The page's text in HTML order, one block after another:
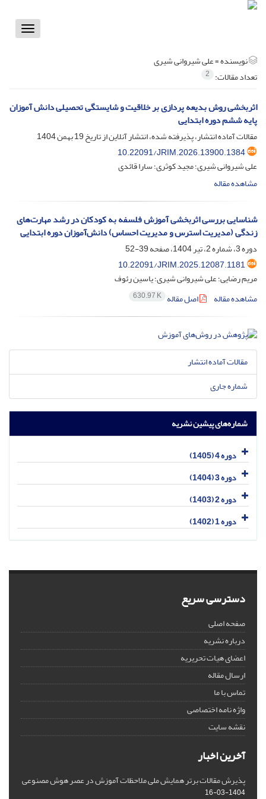
Toggle
نویسنده =علی شیروانی شیری
تعداد مقالات: 2
اثربخشی روش بدیعه ‏پردازی بر خلاقیت و شایستگی تحصیلی دانش‏ آموزان
پایه ششم دوره ابتدایی
مقالات آماده انتشار، پذیرفته شده، انتشار آنلاین از تاریخ19 بهمن 1404
10.22091/JRIM.2026.13900.1384
علی شیروانی شیری؛ مجید کوثری؛ سارا قائدی
مشاهده مقاله
شناسایی بررسی اثربخشی آموزش فلسفه به کودکان در رشد مهارت‏‏‌های
زندگی (مدیریت استرس و مدیریت احساس) دانش‌‌‏آموزان دوره ابتدایی
دوره 3، شماره 2، تیر 1404، صفحه
39-52
10.22091/JRIM.2025.12087.1181
مریم رضایی؛ علی شیروانی شیری؛ یاسین رئوف
مشاهده مقاله
اصل مقاله 630.97 K
مقالات آماده انتشار
شماره جاری
شماره‌های پیشین نشریه
دوره 4 (1405)
دوره 3 (1404)
دوره 2 (1403)
دوره 1 (1402)
دسترسی سریع
صفحه اصلی
درباره نشریه
اعضای هیات تحریریه
ارسال مقاله
تماس با ما
واژه نامه اختصاصی
نقشه سایت
آخرین اخبار
پذیرش مقالات برتر همایش ملی ملاحظات آموزش در عصر هوش مصنوعی
1404-03-16